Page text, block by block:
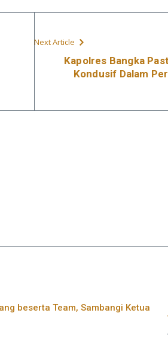
Next Article
Kapolres Bangka
Kondusif Dalam
beserta Team, Sambangi Ketua